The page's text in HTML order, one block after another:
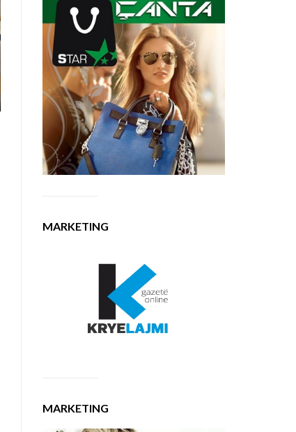
MARKETING
MARKETING